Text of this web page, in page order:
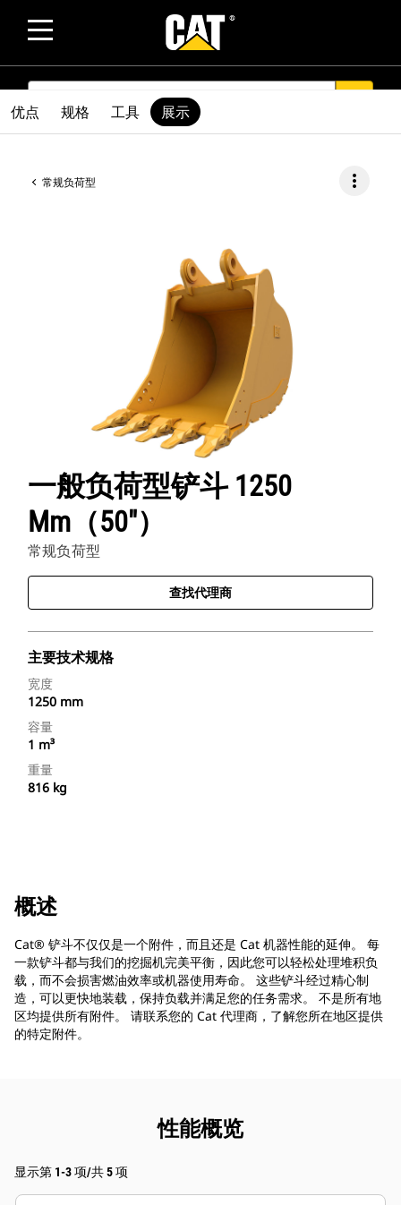
SEARCH
常规负荷型 more_vert
一般负荷型铲斗 1250
Mm（50"）
常规负荷型
查找代理商
主要技术规格
宽度
1250 mm
容量
1 m³
重量
816 kg
优点 规格 工具 展示
概述
Cat® 铲斗不仅仅是一个附件，而且还是 Cat 机器性能的延伸。 每
一款铲斗都与我们的挖掘机完美平衡，因此您可以轻松处理堆积负
载，而不会损害燃油效率或机器使用寿命。 这些铲斗经过精心制
造，可以更快地装载，保持负载并满足您的任务需求。 不是所有地
区均提供所有附件。 请联系您的 Cat 代理商，了解您所在地区提供
的特定附件。
性能概览
显示第 1-3 项/共 5 项